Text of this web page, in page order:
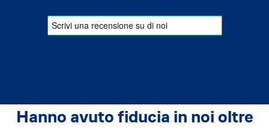
Hanno avuto fiducia in noi oltre